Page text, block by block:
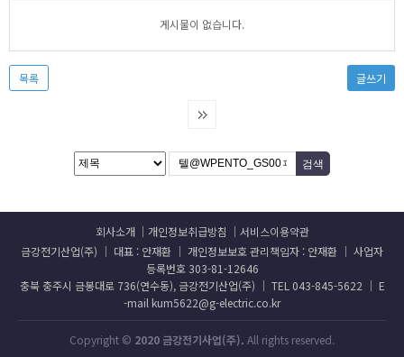
게시물이 없습니다.
목록 글쓰기
회사소개 개인정보취급방침
서비스이용약관
금강전기산업(주) │ 대표 : 안재환 │ 개인정보보호 관리책임자 : 안재환 │ 사업자
등록번호 303-81-12646
충북 충주시 금봉대로 736(연수동), 금강전기산업(주) │ TEL 043-845-5622 │ E
-mail kum5622@g-electric.co.kr
Copyright © 2020 금강전기사업(주). All rights reserved.